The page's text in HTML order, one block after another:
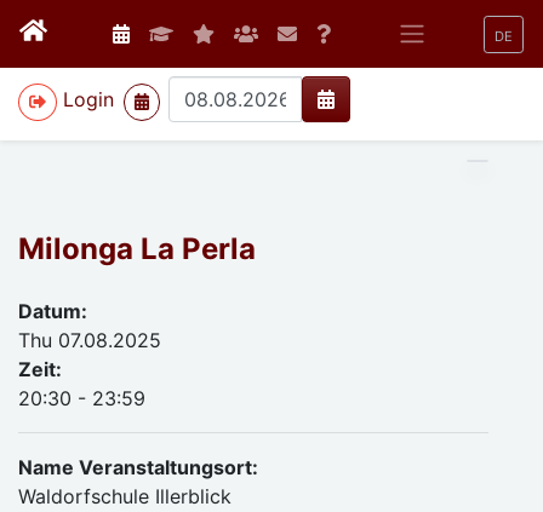
DE
Login
>
Milonga La Perla
Datum:
Thu 07.08.2025
Zeit:
20:30 - 23:59
Name Veranstaltungsort:
Waldorfschule Illerblick